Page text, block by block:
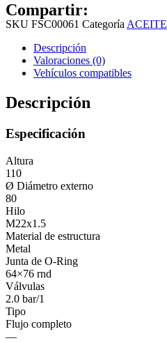
Compartir:
SKU FSC00061 Categoría ACEITE
Descripción
Valoraciones (0)
Vehículos compatibles
Descripción
Especificación
Altura
110
Ø Diámetro externo
80
Hilo
M22x1.5
Material de estructura
Metal
Junta de O-Ring
64×76 rnd
Válvulas
2.0 bar/1
Tipo
Flujo completo
—